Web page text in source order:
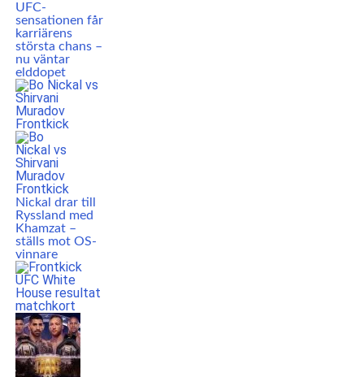
UFC-
sensationen får
karriärens
största chans –
nu väntar
elddopet
Nickal drar till
Ryssland med
Khamzat –
ställs mot OS-
vinnare